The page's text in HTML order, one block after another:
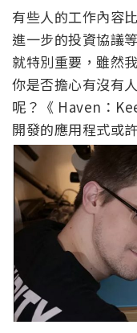
有些人的工作內容
進一步的投資協議
就特別重要，雖然
你是否擔心有沒有
呢？《 Haven：
開發的應用程式或